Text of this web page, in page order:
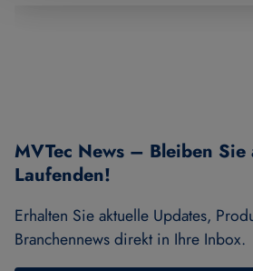
MVTec News – Bleiben Sie
Laufenden!
Erhalten Sie aktuelle Updates,
Branchennews direkt in Ihre Inbox.